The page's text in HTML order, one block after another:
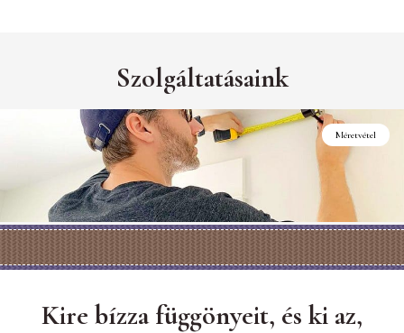
Szolgáltatásaink
Méretvétel
Kire bízza függönyeit, és ki az,